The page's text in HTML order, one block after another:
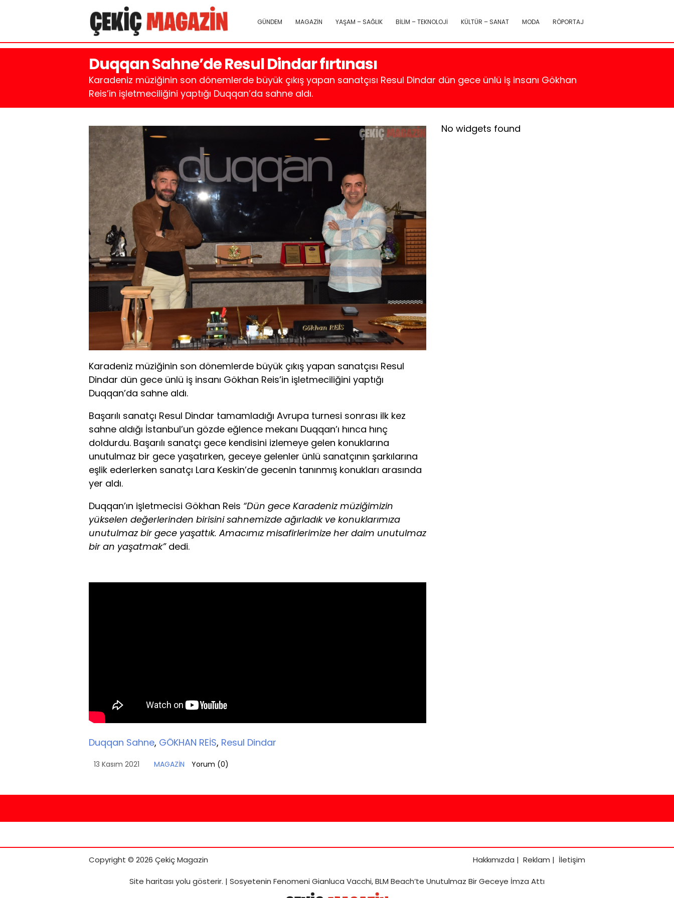
GÜNDEM MAGAZİN YAŞAM – SAĞLIK BİLİM – TEKNOLOJİ KÜLTÜR – SANAT MODA RÖPORTAJ
Duqqan Sahne’de Resul Dindar fırtınası
Karadeniz müziğinin son dönemlerde büyük çıkış yapan sanatçısı Resul Dindar dün gece ünlü iş insanı Gökhan
Reis’in işletmeciliğini yaptığı Duqqan’da sahne aldı.
Karadeniz müziğinin son dönemlerde büyük çıkış yapan sanatçısı Resul
Dindar dün gece ünlü iş insanı Gökhan Reis’in işletmeciliğini yaptığı
Duqqan’da sahne aldı.
Başarılı sanatçı Resul Dindar tamamladığı Avrupa turnesi sonrası ilk kez
sahne aldığı İstanbul’un gözde eğlence mekanı Duqqan’ı hınca hınç
doldurdu. Başarılı sanatçı gece kendisini izlemeye gelen konuklarına
unutulmaz bir gece yaşatırken, geceye gelenler ünlü sanatçının şarkılarına
eşlik ederlerken sanatçı Lara Keskin’de gecenin tanınmış konukları arasında
yer aldı.
Duqqan’ın işletmecisi Gökhan Reis “Dün gece Karadeniz müziğimizin
yükselen değerlerinden birisini sahnemizde ağırladık ve konuklarımıza
unutulmaz bir gece yaşattık. Amacımız misafirlerimize her daim unutulmaz
bir an yaşatmak”dedi.
Duqqan Sahne, GÖKHAN REİS, Resul Dindar
13 Kasım 2021 MAGAZİN Yorum (0)
No widgets found
Copyright © 2026 Çekiç Magazin Hakkımızda | Reklam | İletişim
Site haritasıyolu gösterir. | Sosyetenin Fenomeni Gianluca Vacchi, BLM Beach’te Unutulmaz Bir Geceye İmza Attı